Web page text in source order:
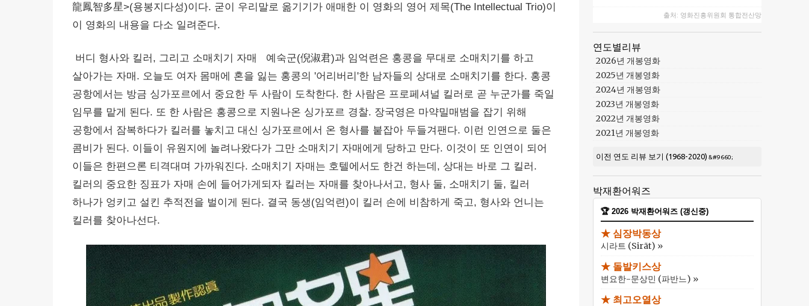
龍鳳智多星>(용봉지다성)이다. 굳이 우리말로 옮기기가 애매한 이 영화의 영어 제목(The Intellectual Trio)이
이 영화의 내용을 다소 일려준다.
버디 형사와 킬러, 그리고 소매치기 자매 예숙군(倪淑君)과 임억련은 홍콩을 무대로 소매치기를 하고
살아가는 자매. 오늘도 여자 몸매에 혼을 잃는 홍콩의 '어리버리'한 남자들의 상대로 소매치기를 한다. 홍콩
공항에서는 방금 싱가포르에서 중요한 두 사람이 도착한다. 한 사람은 프로페셔널 킬러로 곧 누군가를 죽일
임무를 맡게 된다. 또 한 사람은 홍콩으로 지원나온 싱가포르 경찰. 장국영은 마약밀매범을 잡기 위해
공항에서 잠복하다가 킬러를 놓치고 대신 싱가포르에서 온 형사를 붙잡아 두들겨팬다. 이런 인연으로 둘은
콤비가 된다. 이들이 유원지에 놀려나왔다가 그만 소매치기 자매에게 당하고 만다. 이것이 또 인연이 되어
이들은 한편으론 티격대며 가까워진다. 소매치기 자매는 호텔에서도 한건 하는데, 상대는 바로 그 킬러.
킬러의 중요한 징표가 자매 손에 들어가게되자 킬러는 자매를 찾아나서고, 형사 둘, 소매치기 둘, 킬러
하나가 엉키고 설킨 추적전을 벌이게 된다. 결국 동생(임억련)이 킬러 손에 비참하게 죽고, 형사와 언니는
킬러를 찾아나선다.
출처: 영화진흥위원회 통합전산망
연도별리뷰
2026년 개봉영화
2025년 개봉영화
2024년 개봉영화
2023년 개봉영화
2022년 개봉영화
2021년 개봉영화
이전 연도 리뷰 보기 (1968-2020)
박재환어워즈
🏆 2026 박재환어워즈 (갱신중)
★ 심장박동상
시라트 (Sirāt) »
★ 돌발키스상
변요한-문상민 (파반느) »
★ 최고오열상